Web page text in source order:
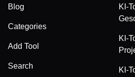
Blog
Categories
Add Tool
Search
KI-
KI-
KI-